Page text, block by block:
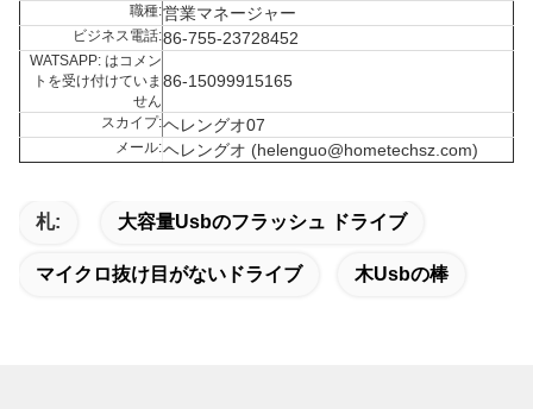
職種:営業マネージャー
ビジネス電話:86-755-23728452
WATSAPP: はコメン
トを受け付けていま
せん
86-15099915165
スカイプ:ヘレングオ07
メール:ヘレングオ (helenguo@hometechsz.com)
札: 大容量usbのフラッシュ ドライブ
マイクロ抜け目がないドライブ 木usbの棒